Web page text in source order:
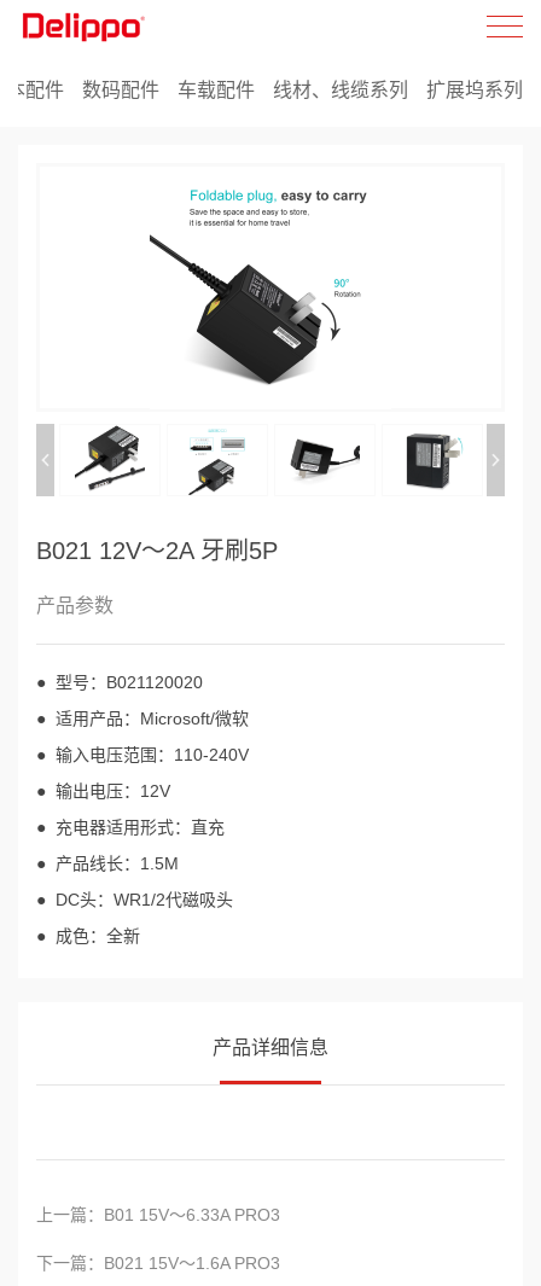
本配件 数码配件 车载配件 线材、线缆系列 扩展坞系列
B021 12V～2A 牙刷5P
产品参数
● 型号：B021120020
● 适用产品：Microsoft/微软
● 输入电压范围：110-240V
● 输出电压：12V
● 充电器适用形式：直充
● 产品线长：1.5M
● DC头：WR1/2代磁吸头
● 成色：全新
产品详细信息
上一篇：B01 15V～6.33A PRO3
下一篇：B021 15V～1.6A PRO3